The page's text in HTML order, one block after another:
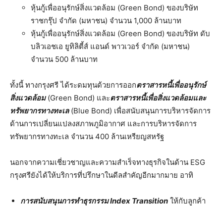
หุ้นกู้เพื่ออนุรักษ์สิ่งแวดล้อม (Green Bond) ของบริษัท
ราชกรุ๊ป จำกัด (มหาชน) จำนวน 1,000 ล้านบาท
หุ้นกู้เพื่ออนุรักษ์สิ่งแวดล้อม (Green Bond) ของบริษัท ดับ
บลิวเอชเอ ยูทิลิตี้ส์ แอนด์ พาวเวอร์ จำกัด (มหาชน)
จำนวน 500 ล้านบาท
ทั้งนี้ ทางกรุงศรี ได้ระดมทุนด้วยการออกตราสารหนี้เพื่ออนุรักษ์
สิ่งแวดล้อม(Green Bond) และตราสารหนี้เพื่อสิ่งแวดล้อมและ
ทรัพยากรทางทะเล(Blue Bond) เพื่อสนับสนุนการบริหารจัดการ
ด้านการเปลี่ยนแปลงสภาพภูมิอากาศ และการบริหารจัดการ
ทรัพยากรทางทะเล จำนวน 400 ล้านเหรียญสหรัฐ
นอกจากความเชี่ยวชาญและความสำเร็จทางธุรกิจในด้าน ESG
กรุงศรียังได้ให้บริการที่ปรึกษาในดีลสำคัญอีกมากมาย อาทิ
การสนับสนุนการทำธุรกรรมIndex Transition ให้กับลูกค้า